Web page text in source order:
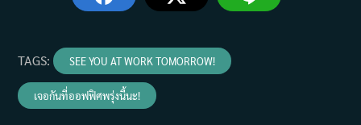
TAGS: SEE YOU AT WORK TOMORROW!
เจอกันที่ออฟฟิศพรุ่งนี้นะ!